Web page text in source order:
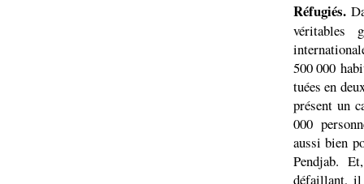
Réfugiés.
véritables
500 000
tuées en
présent un
000
aussi bien
Pendjab.
défaillant, il